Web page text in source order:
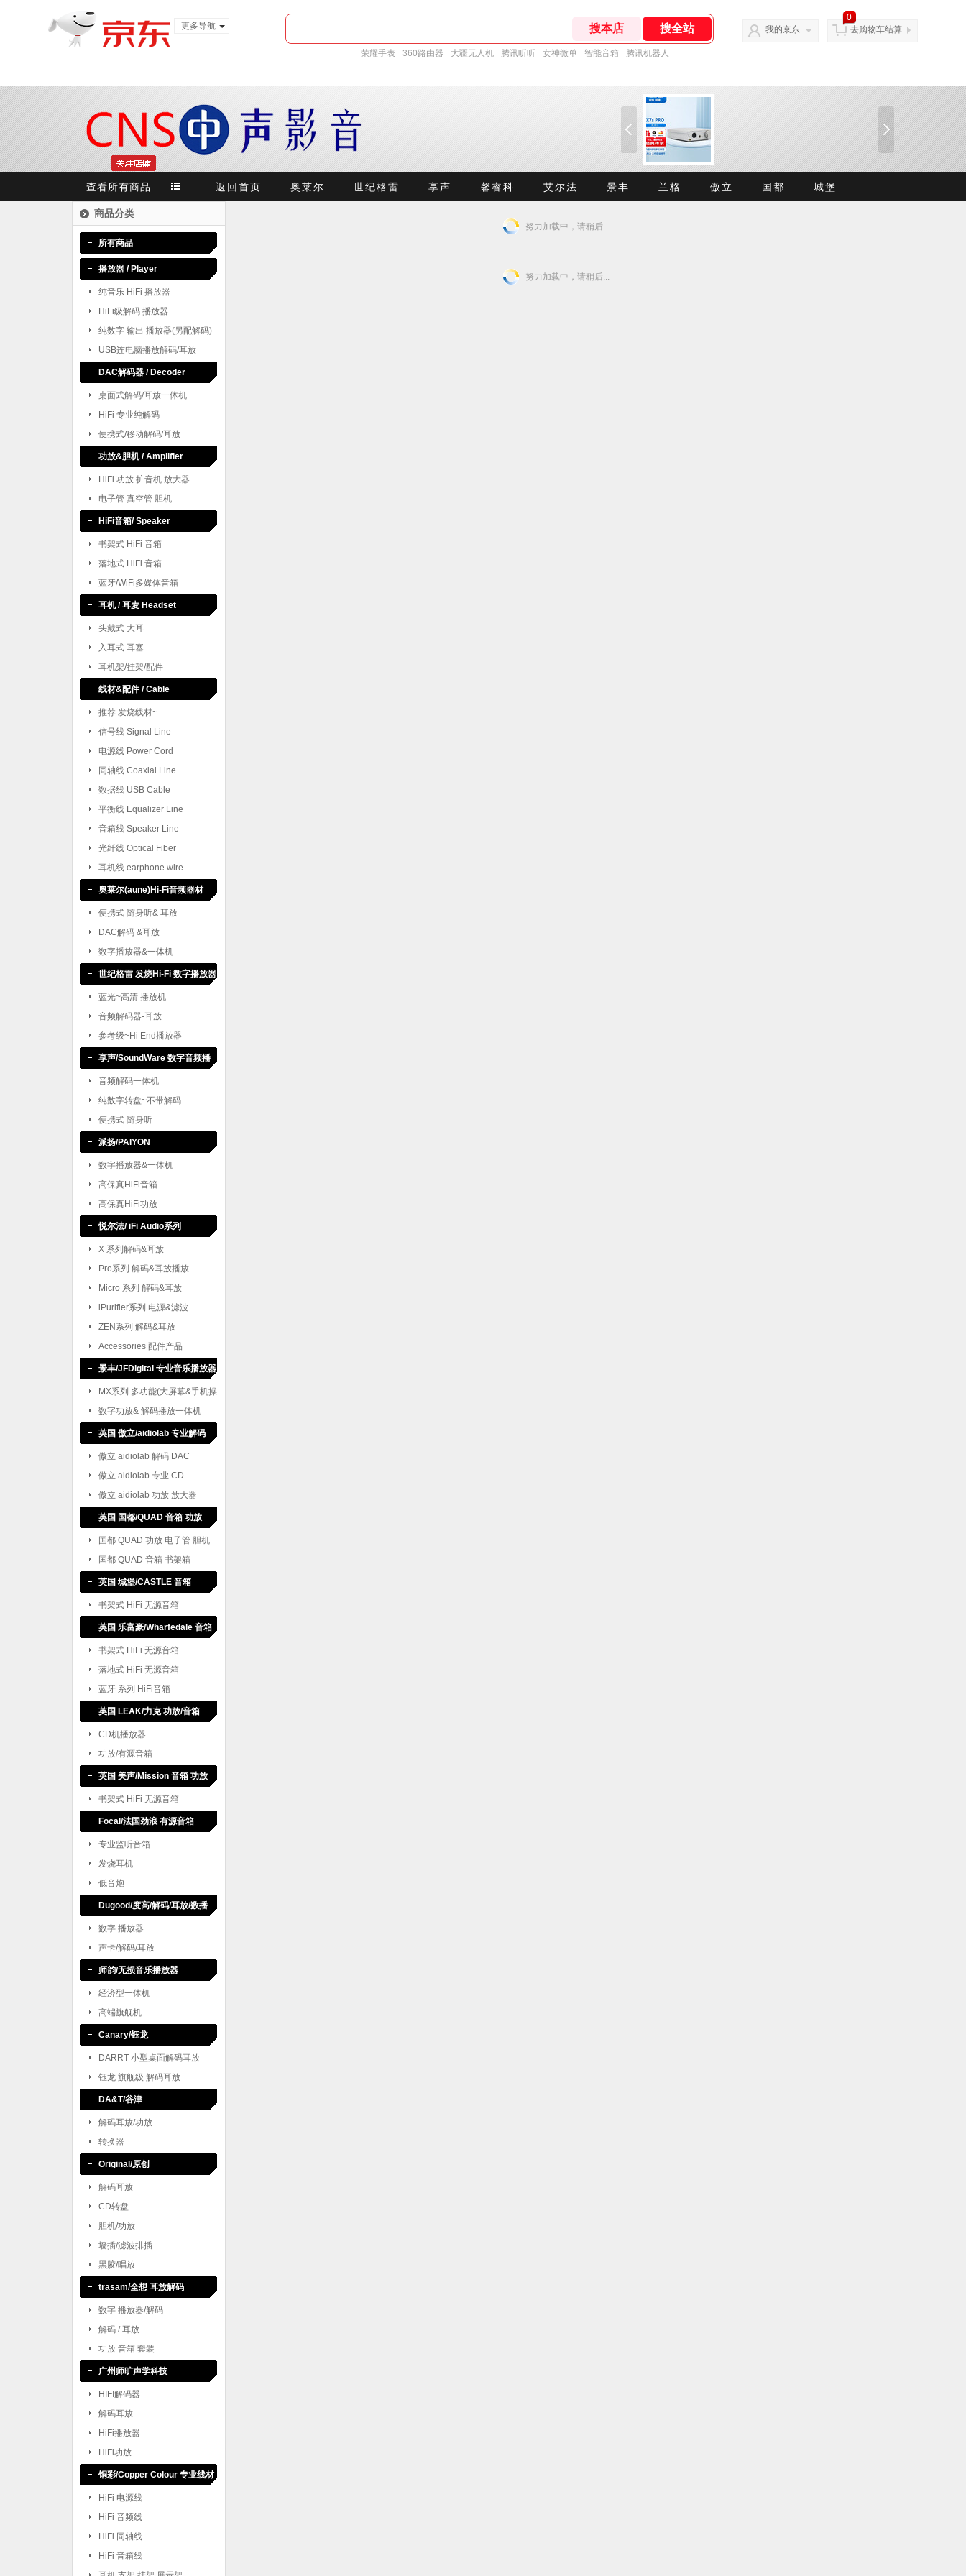
更多导航
荣耀手表 360路由器 大疆无人机 腾讯听听 女神微单 智能音箱 腾讯机器人
我的京东
0
去购物车结算
查看所有商品 返回首页 奥莱尔 世纪格雷 享声 馨睿科 艾尔法 景丰 兰格 傲立 国都 城堡
商品分类
所有商品
播放器 / Player
纯音乐 HiFi 播放器
HiFi级解码 播放器
纯数字 输出 播放器(另配解码)
USB连电脑播放解码/耳放
DAC解码器 / Decoder
桌面式解码/耳放一体机
HiFi 专业纯解码
便携式/移动解码/耳放
功放&胆机 / Amplifier
HiFi 功放 扩音机 放大器
电子管 真空管 胆机
HiFi音箱/ Speaker
书架式 HiFi 音箱
落地式 HiFi 音箱
蓝牙/WiFi多媒体音箱
耳机 / 耳麦 Headset
头戴式 大耳
入耳式 耳塞
耳机架/挂架/配件
线材&配件 / Cable
推荐 发烧线材~
信号线 Signal Line
电源线 Power Cord
同轴线 Coaxial Line
数据线 USB Cable
平衡线 Equalizer Line
音箱线 Speaker Line
光纤线 Optical Fiber
耳机线 earphone wire
奥莱尔(aune)Hi-Fi音频器材
便携式 随身听& 耳放
DAC解码 &耳放
数字播放器&一体机
世纪格雷 发烧Hi-Fi 数字播放器
蓝光~高清 播放机
音频解码器-耳放
参考级~Hi End播放器
享声/SoundWare 数字音频播
放
音频解码一体机
纯数字转盘~不带解码
便携式 随身听
派扬/PAIYON
数字播放器&一体机
高保真HiFi音箱
高保真HiFi功放
悦尔法/ iFi Audio系列
X 系列解码&耳放
Pro系列 解码&耳放播放
Micro 系列 解码&耳放
iPurifier系列 电源&滤波
ZEN系列 解码&耳放
Accessories 配件产品
景丰/JFDigital 专业音乐播放器
MX系列 多功能(大屏幕&手机操
作)
数字功放& 解码播放一体机
英国 傲立/aidiolab 专业解码
CD
傲立 aidiolab 解码 DAC
傲立 aidiolab 专业 CD
傲立 aidiolab 功放 放大器
英国 国都/QUAD 音箱 功放
国都 QUAD 功放 电子管 胆机
国都 QUAD 音箱 书架箱
英国 城堡/CASTLE 音箱
书架式 HiFi 无源音箱
英国 乐富豪/Wharfedale 音箱
书架式 HiFi 无源音箱
落地式 HiFi 无源音箱
蓝牙 系列 HiFi音箱
英国 LEAK/力克 功放/音箱
CD机播放器
功放/有源音箱
英国 美声/Mission 音箱 功放
书架式 HiFi 无源音箱
Focal/法国劲浪 有源音箱
专业监听音箱
发烧耳机
低音炮
Dugood/度高/解码/耳放/数播
数字 播放器
声卡/解码/耳放
师韵/无损音乐播放器
经济型一体机
高端旗舰机
Canary/钰龙
DARRT 小型桌面解码耳放
钰龙 旗舰级 解码耳放
DA&T/谷津
解码耳放/功放
转换器
Original/原创
解码耳放
CD转盘
胆机/功放
墙插/滤波排插
黑胶/唱放
trasam/全想 耳放解码
数字 播放器/解码
解码 / 耳放
功放 音箱 套装
广州师旷声学科技
HIFI解码器
解码耳放
HiFi播放器
HiFi功放
铜彩/Copper Colour 专业线材
HiFi 电源线
HiFi 音频线
HiFi 同轴线
HiFi 音箱线
努力加载中，请稍后...
努力加载中，请稍后...